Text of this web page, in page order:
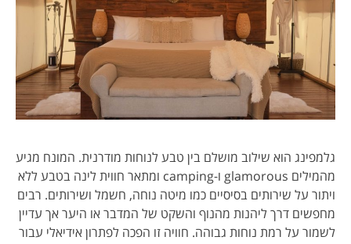
גלמפינג הוא שילוב מושלם בין טבע לנוחות מודרנית. המונח מגיע
מהמילים glamorous ו-camping ומתאר חווית לינה בטבע ללא
ויתור על שירותים בסיסיים כמו מיטה נוחה, חשמל ושירותים. רבים
מחפשים דרך ליהנות מהנוף והשקט של המדבר או היער אך עדיין
לשמור על רמת נוחות גבוהה. חוויה זו הפכה לפתרון אידיאלי עבור